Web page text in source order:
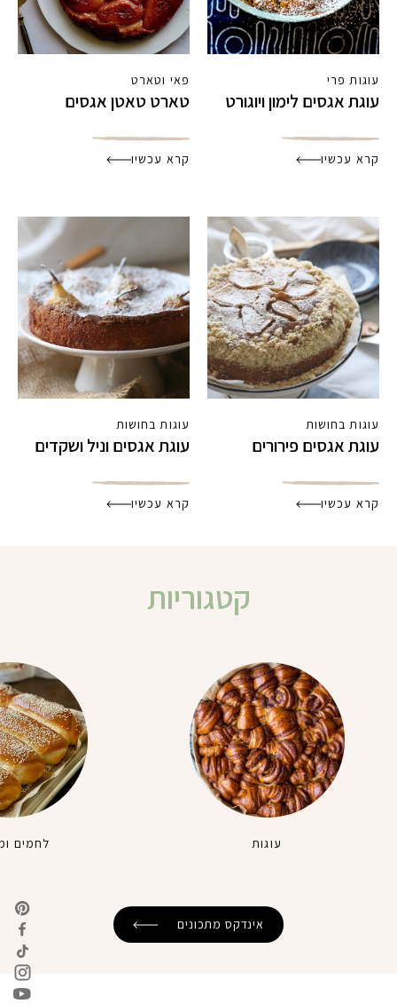
עוגות פרי
עוגת אגסים לימון ויוגורט
קרא עכשיו
פאי וטארט
טארט טאטן אגסים
קרא עכשיו
עוגות בחושות
עוגת אגסים פירורים
קרא עכשיו
עוגות בחושות
עוגת אגסים וניל ושקדים
קרא עכשיו
קטגוריות
עוגות לחמים
אינדקס מתכונים